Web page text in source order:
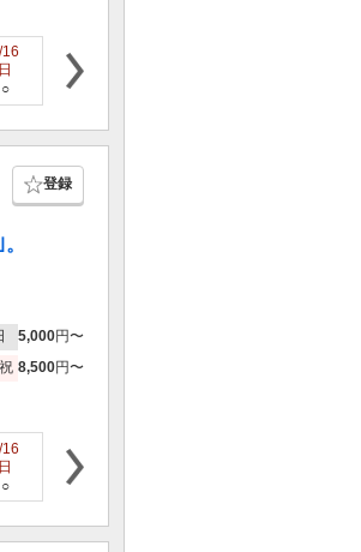
日
○
8/17
月
登録
5,000円〜
8,500円〜
日
○
8/17
月